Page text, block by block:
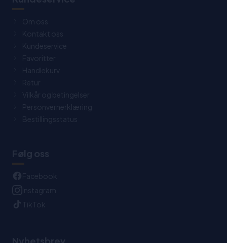
Om oss
Kontakt oss
Kundeservice
Favoritter
Handlekurv
Retur
Vilkår og betingelser
Personvernerklæring
Bestillingsstatus
Følg oss
Facebook
Instagram
TikTok